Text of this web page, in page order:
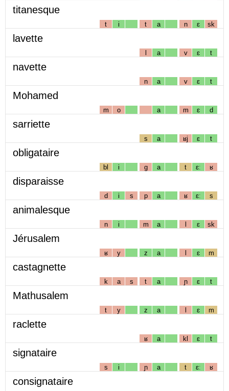
titanesque
t i t a n ɛ sk
lavette
l a v ɛ t
navette
n a v ɛ t
Mohamed
m o a m ɛ d
sarriette
s a ʁj ɛ t
obligataire
bl i g a t ɛː ʁ
disparaisse
d i s p a ʁ ɛː s
animalesque
n i m a l ɛ sk
Jérusalem
ʁ y z a l ɛ m
castagnette
k a s t a ɲ ɛ t
Mathusalem
t y z a l ɛ m
raclette
ʁ a kl ɛ t
signataire
s i ɲ a t ɛː ʁ
consignataire